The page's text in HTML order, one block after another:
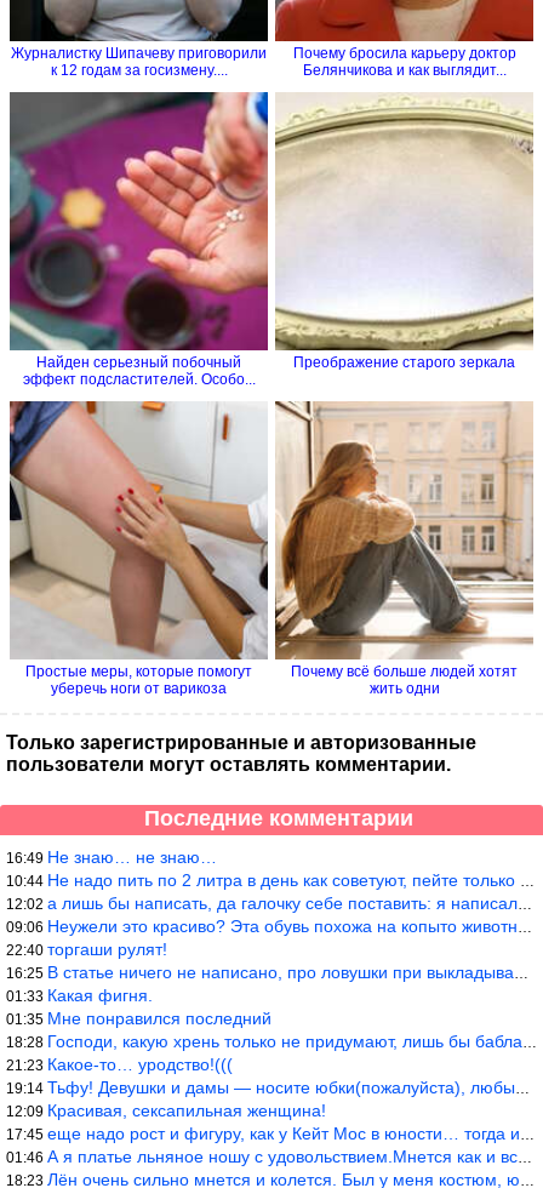
Журналистку Шипачеву приговорили
к 12 годам за госизмену....
Почему бросила карьеру доктор
Белянчикова и как выглядит...
Найден серьезный побочный
эффект подсластителей. Особо...
Преображение старого зеркала
Простые меры, которые помогут
уберечь ноги от варикоза
Почему всё больше людей хотят
жить одни
Только зарегистрированные и авторизованные
пользователи могут оставлять комментарии.
Последние комментарии
16:49 Не знаю… не знаю…
10:44 Не надо пить по 2 литра в день как советуют, пейте только когда
12:02 а лишь бы написать, да галочку себе поставить: я написала статью
09:06 Неужели это красиво? Эта обувь похожа на копыто животного, не хв
22:40 торгаши рулят!
16:25 В статье ничего не написано, про ловушки при выкладывании товара
01:33 Какая фигня.
01:35 Мне понравился последний
18:28 Господи, какую хрень только не придумают, лишь бы бабла срубить!
21:23 Какое-то… уродство!(((
19:14 Тьфу! Девушки и дамы — носите юбки(пожалуйста), любые штаны на ж
12:09 Красивая, сексапильная женщина!
17:45 еще надо рост и фигуру, как у Кейт Мос в юности… тогда и стиль т
01:46 А я платье льняное ношу с удовольствием.Мнется как и все. Но это
18:23 Лён очень сильно мнется и колется. Был у меня костюм, юбка и жак